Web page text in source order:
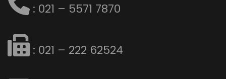
: 021 – 5571 7870
: 021 – 222 62524